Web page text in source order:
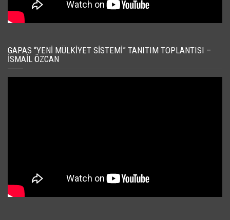
GAPAS “YENI MÜLKIYET SISTEMI” TANITIM TOPLANTISI –
İSMAIL ÖZCAN